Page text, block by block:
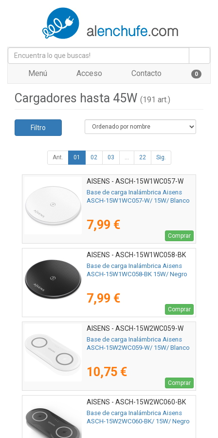
Menú Acceso Contacto 0
Cargadores hasta 45W (191 art.)
Filtro
Ant. 01 02 03 ... 22 Sig.
AISENS - ASCH-15W1WC057-W
Base de carga Inalámbrica Aisens
ASCH-15W1WC057-W/ 15W/ Blanco
7,99 €
Comprar
AISENS - ASCH-15W1WC058-BK
Base de carga Inalámbrica Aisens
ASCH-15W1WC058-BK 15W/ Negro
7,99 €
Comprar
AISENS - ASCH-15W2WC059-W
Base de carga Inalámbrica Aisens
ASCH-15W2WC059-W/ 15W/ Blanco
10,75 €
Comprar
AISENS - ASCH-15W2WC060-BK
Base de carga Inalámbrica Aisens
ASCH-15W2WC060-BK/ 15W/ Negro